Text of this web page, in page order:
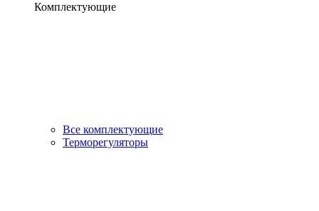
Комплектующие
Все комплектующие
Терморегуляторы